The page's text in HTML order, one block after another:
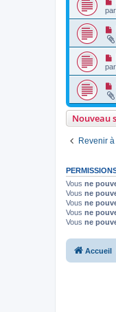
par
par
Nouveau
Revenir
Vous ne
Vous ne
Vous ne
Vous ne
Vous ne
Accueil